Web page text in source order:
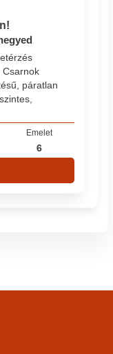
Csarnok
páratlan
Emelet
6